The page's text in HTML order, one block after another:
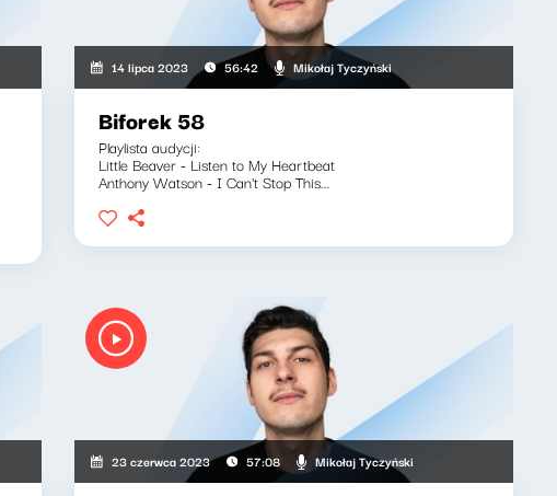
14 lipca 2023 56:42 Mikołaj Tyczyński
Biforek 58
Playlista audycji:
Little Beaver - Listen to My Heartbeat
Anthony Watson - I Can't Stop This...
23 czerwca 2023 57:08 Mikołaj Tyczyński